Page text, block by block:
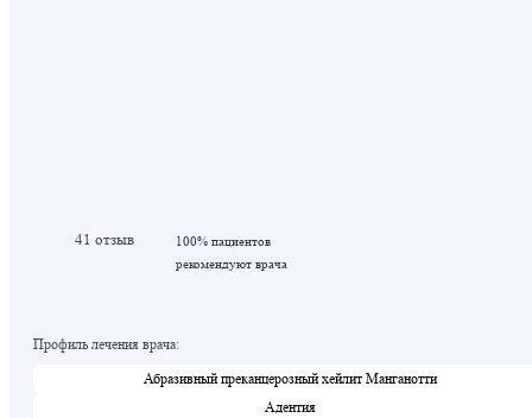
41 отзыв
100% пациентов
рекомендуют врача
Профиль лечения врача:
Абразивный преканцерозный хейлит Манганотти
Адентия